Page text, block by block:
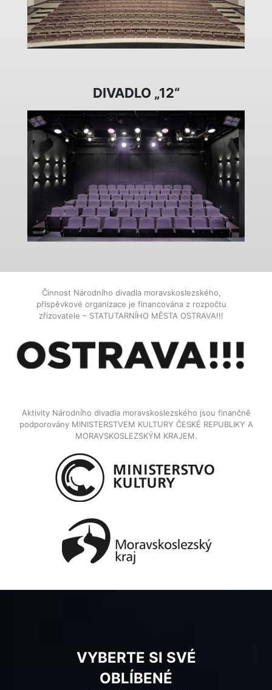
DIVADLO „12“
Činnost Národního divadla moravskoslezského,
příspěvkové organizace je financována z rozpočtu
zřizovatele – STATUTARNÍHO MĚSTA OSTRAVA!!!
Aktivity Národního divadla moravskoslezského jsou finančně
podporovány MINISTERSTVEM KULTURY ČESKÉ REPUBLIKY A
MORAVSKOSLEZSKÝM KRAJEM.
VYBERTE SI SVÉ
OBLÍBENÉ